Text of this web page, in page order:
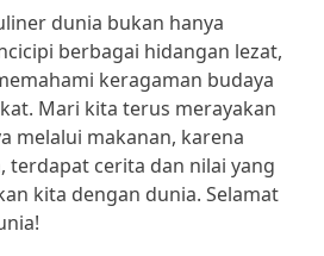
dunia bukan hanya
berbagai hidangan lezat,
keragaman budaya
Mari kita terus merayakan
melalui makanan, karena
terdapat cerita dan nilai yang
kita dengan dunia. Selamat